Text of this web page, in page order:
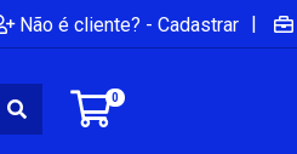
Não é cliente? - Cadastrar |
0